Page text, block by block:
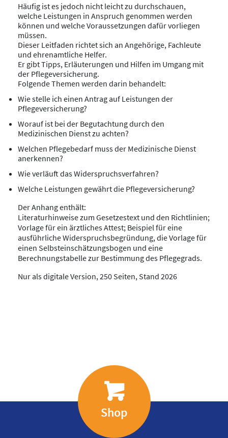
Häufig ist es jedoch nicht leicht zu durchschauen,
welche Leistungen in Anspruch genommen werden
können und welche Voraussetzungen dafür vorliegen
müssen.
Dieser Leitfaden richtet sich an Angehörige, Fachleute
und ehrenamtliche Helfer.
Er gibt Tipps, Erläuterungen und Hilfen im Umgang mit
der Pflegeversicherung.
Folgende Themen werden darin behandelt:
Wie stelle ich einen Antrag auf Leistungen der
Pflegeversicherung?
Worauf ist bei der Begutachtung durch den
Medizinischen Dienst zu achten?
Welchen Pflegebedarf muss der Medizinische Dienst
anerkennen?
Wie verläuft das Widerspruchsverfahren?
Welche Leistungen gewährt die Pflegeversicherung?
Der Anhang enthält:
Literaturhinweise zum Gesetzestext und den Richtlinien;
Vorlage für ein ärztliches Attest; Beispiel für eine
ausführliche Widerspruchsbegründung, die Vorlage für
einen Selbsteinschätzungsbogen und eine
Berechnungstabelle zur Bestimmung des Pflegegrads.
Nur als digitale Version, 250 Seiten, Stand 2026
Shop